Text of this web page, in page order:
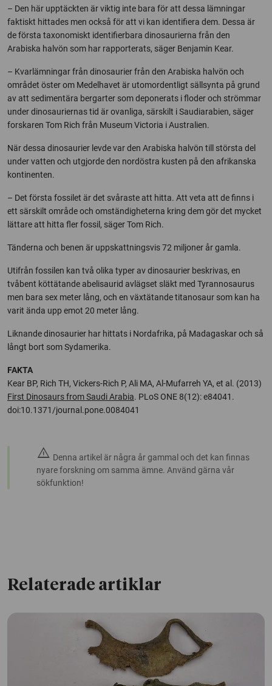
– Den här upptäckten är viktig inte bara för att dessa lämningar
faktiskt hittades men också för att vi kan identifiera dem. Dessa är
de första taxonomiskt identifierbara dinosaurierna från den
Arabiska halvön som har rapporterats, säger Benjamin Kear.
– Kvarlämningar från dinosaurier från den Arabiska halvön och
området öster om Medelhavet är utomordentligt sällsynta på grund
av att sedimentära bergarter som deponerats i floder och strömmar
under dinosauriernas tid är ovanliga, särskilt i Saudiarabien, säger
forskaren Tom Rich från Museum Victoria i Australien.
När dessa dinosaurier levde var den Arabiska halvön till största del
under vatten och utgjorde den nordöstra kusten på den afrikanska
kontinenten.
– Det första fossilet är det svåraste att hitta. Att veta att de finns i
ett särskilt område och omständigheterna kring dem gör det mycket
lättare att hitta fler fossil, säger Tom Rich.
Tänderna och benen är uppskattningsvis 72 miljoner år gamla.
Utifrån fossilen kan två olika typer av dinosaurier beskrivas, en
tvåbent köttätande abelisaurid avlägset släkt med Tyrannosaurus
men bara sex meter lång, och en växtätande titanosaur som kan ha
varit ända upp emot 20 meter lång.
Liknande dinosaurier har hittats i Nordafrika, på Madagaskar och så
långt bort som Sydamerika.
FAKTA
Kear BP, Rich TH, Vickers-Rich P, Ali MA, Al-Mufarreh YA, et al. (2013)
First Dinosaurs from Saudi Arabia. PLoS ONE 8(12): e84041.
doi:10.1371/journal.pone.0084041
warning Denna artikel är några år gammal och det kan finnas
nyare forskning om samma ämne. Använd gärna vår
sökfunktion!
Relaterade artiklar